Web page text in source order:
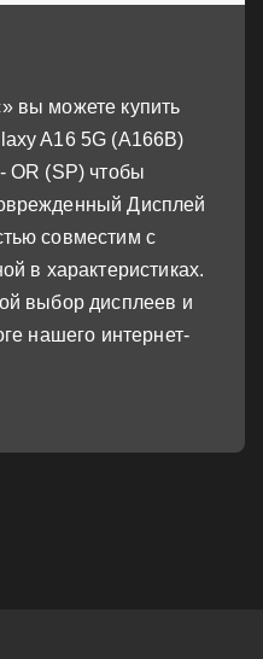
вы можете купить
A16 5G (A166B)
OR (SP) чтобы
Дисплей
совместим с
в характеристиках.
выбор дисплеев и
нашего интернет-